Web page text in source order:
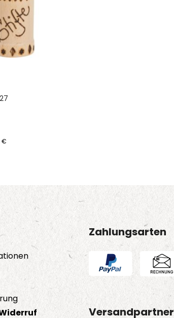
€
Zahlungsarten
Versandpartner